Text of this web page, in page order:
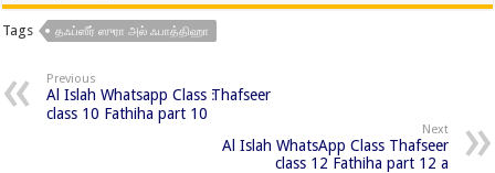
Tags தஃப்ஸீர் ஸுரா அல் ஃபாத்திஹா
Previous
Al Islah Whatsapp Class ׃Thafseer
class 10 Fathiha part 10
Next
Al Islah WhatsApp Class Thafseer
class 12 Fathiha part 12 a